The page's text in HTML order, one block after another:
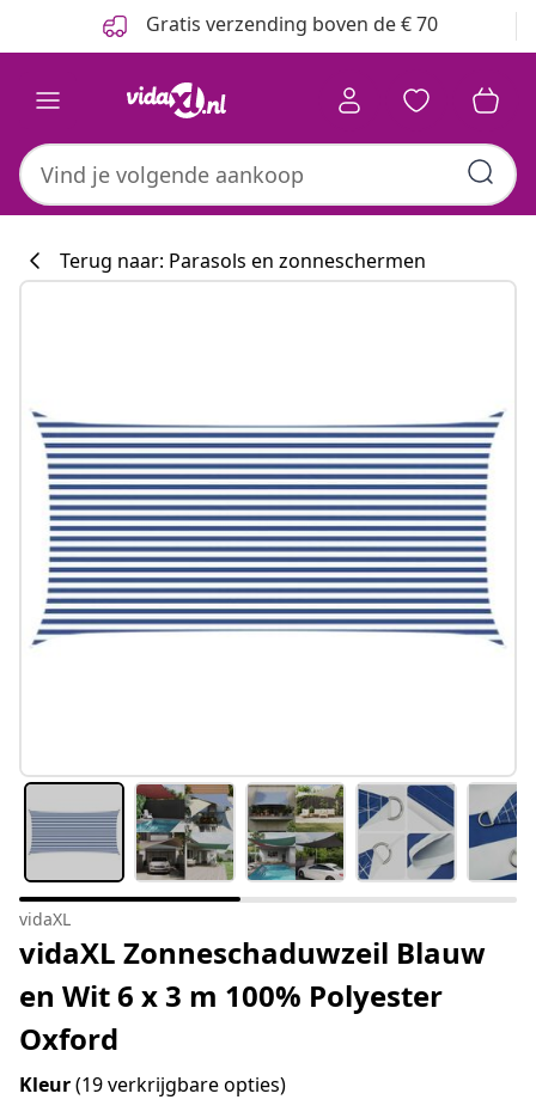
Gratis verzending boven de € 70
Terug naar: Parasols en zonneschermen
vidaXL
vidaXL Zonneschaduwzeil Blauw
en Wit 6 x 3 m 100% Polyester
Oxford
Kleur(19 verkrijgbare opties)